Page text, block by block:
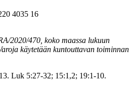
4035 16
2020/470, koko maassa lukuun
käytetään kuntouttavan toiminnan
Luk 5:27-32; 15:1,2; 19:1-10.